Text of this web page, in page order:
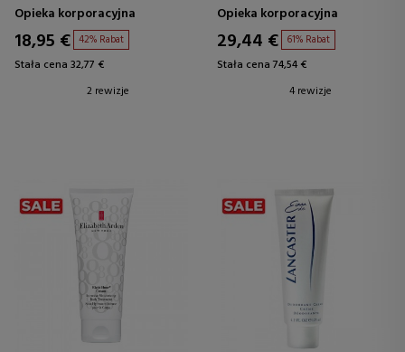
Opieka korporacyjna
18,95 € 42% Rabat
Stała cena 32,77 €
2 rewizje
Opieka korporacyjna
29,44 € 61% Rabat
Stała cena 74,54 €
4 rewizje